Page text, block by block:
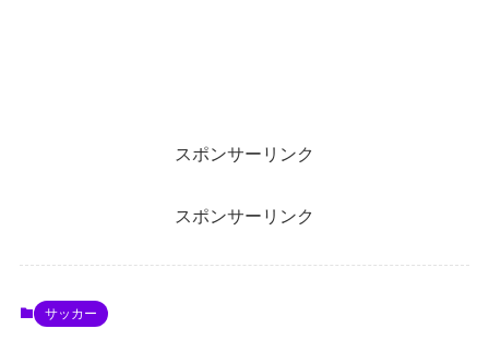
スポンサーリンク
スポンサーリンク
サッカー